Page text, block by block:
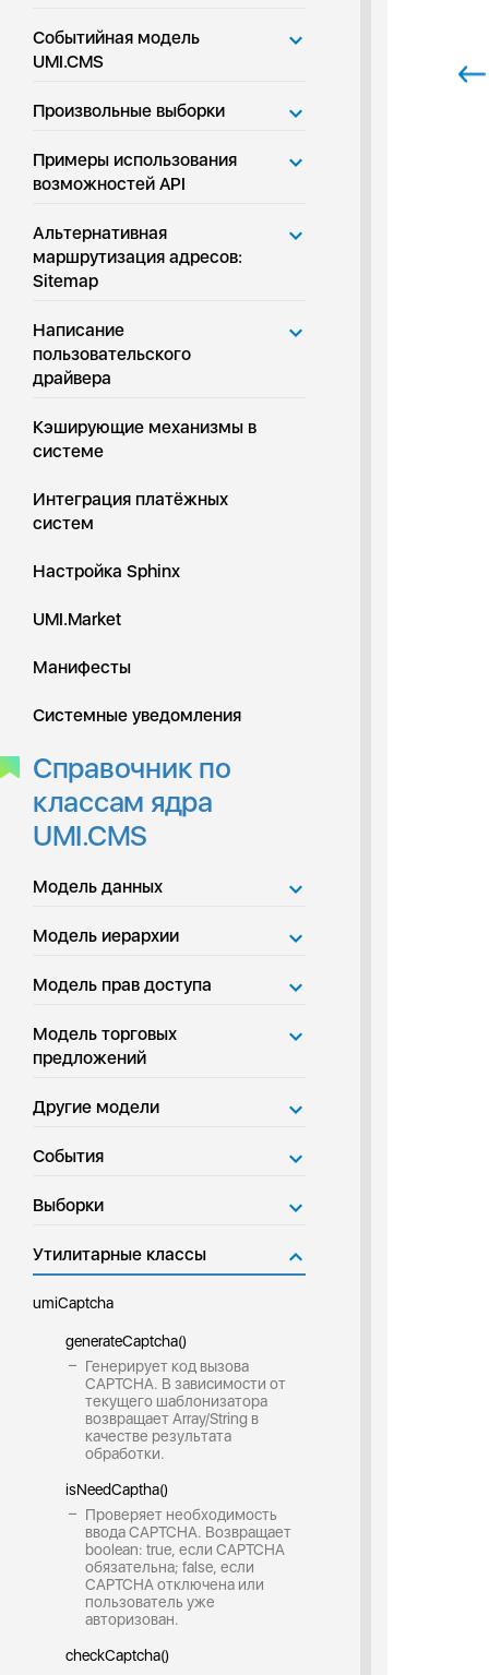
Событийная модель
UMI.CMS
Произвольные выборки
Примеры использования
возможностей API
Альтернативная
маршрутизация адресов:
Sitemap
Написание
пользовательского
драйвера
Кэширующие механизмы в
системе
Интеграция платёжных
систем
Настройка Sphinx
UMI.Market
Манифесты
Системные уведомления
Справочник по
классам ядра
UMI.CMS
Модель данных
Модель иерархии
Модель прав доступа
Модель торговых
предложений
Другие модели
События
Выборки
Утилитарные классы
umiCaptcha
generateCaptcha()
Генерирует код вызова
CAPTCHA. В зависимости от
текущего шаблонизатора
возвращает Array/String в
качестве результата
обработки.
isNeedCaptha()
Проверяет необходимость
ввода CAPTCHA. Возвращает
boolean: true, если CAPTCHA
обязательна; false, если
CAPTCHA отключена или
пользователь уже
авторизован.
checkCaptcha()